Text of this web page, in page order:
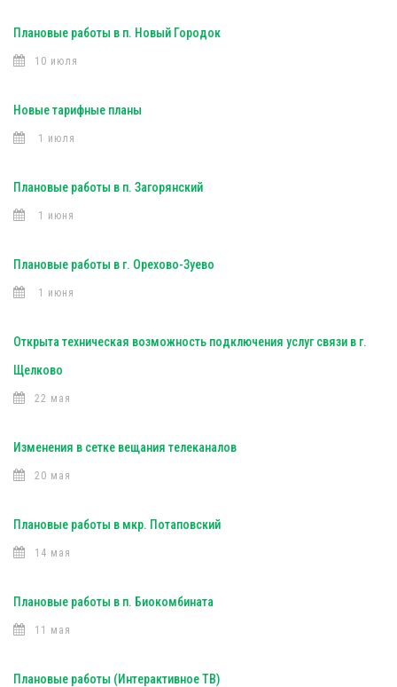
Плановые работы в п. Новый Городок
10 июля
Новые тарифные планы
1 июля
Плановые работы в п. Загорянский
1 июня
Плановые работы в г. Орехово-Зуево
1 июня
Открыта техническая возможность подключения услуг связи в г.
Щелково
22 мая
Изменения в сетке вещания телеканалов
20 мая
Плановые работы в мкр. Потаповский
14 мая
Плановые работы в п. Биокомбината
11 мая
Плановые работы (Интерактивное ТВ)